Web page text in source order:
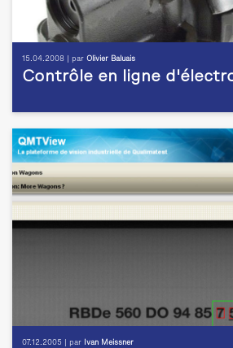
15.04.2008 | par Olivier Baluais
Contrôle en ligne
07.12.2005 | par Ivan Meissner